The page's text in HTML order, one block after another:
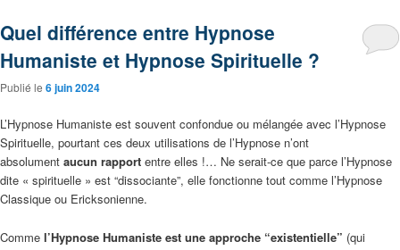
Quel différence entre Hypnose
Humaniste et Hypnose Spirituelle ?
Publié le 6 juin 2024
L’Hypnose Humaniste est souvent confondue ou mélangée avec l’Hypnose
Spirituelle, pourtant ces deux utilisations de l’Hypnose n’ont
absolument aucun rapport entre elles !… Ne serait-ce que parce l’Hypnose
dite « spirituelle » est “dissociante”, elle fonctionne tout comme l’Hypnose
Classique ou Ericksonienne.
Comme l’Hypnose Humaniste est une approche “existentielle” (qui